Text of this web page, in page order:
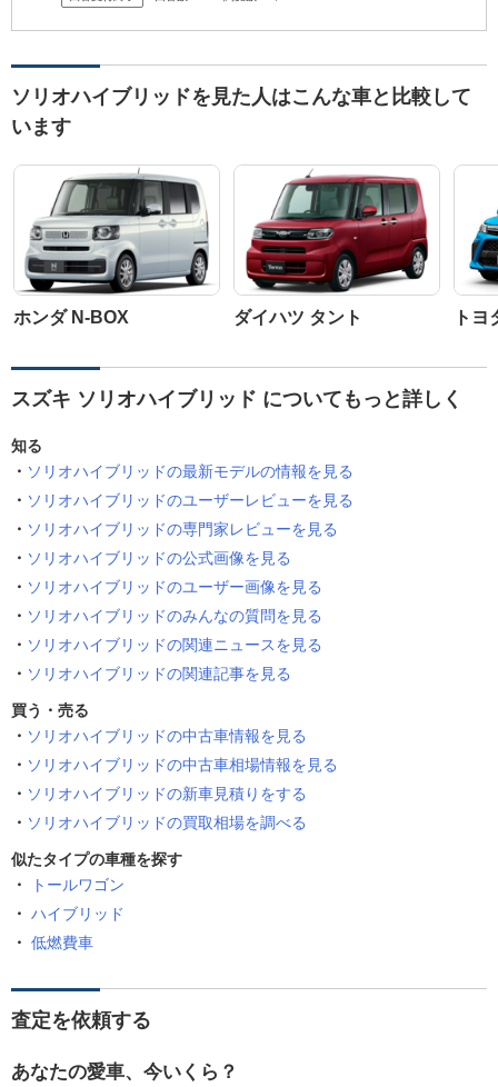
ソリオハイブリッドを見た人はこんな車と比較して
います
ホンダ N-BOX ダイハツ タント ト
スズキ ソリオハイブリッド についてもっと詳しく
知る
ソリオハイブリッドの最新モデルの情報を見る
ソリオハイブリッドのユーザーレビューを見る
ソリオハイブリッドの専門家レビューを見る
ソリオハイブリッドの公式画像を見る
ソリオハイブリッドのユーザー画像を見る
ソリオハイブリッドのみんなの質問を見る
ソリオハイブリッドの関連ニュースを見る
ソリオハイブリッドの関連記事を見る
買う・売る
ソリオハイブリッドの中古車情報を見る
ソリオハイブリッドの中古車相場情報を見る
ソリオハイブリッドの新車見積りをする
ソリオハイブリッドの買取相場を調べる
似たタイプの車種を探す
トールワゴン
ハイブリッド
低燃費車
査定を依頼する
あなたの愛車、今いくら？